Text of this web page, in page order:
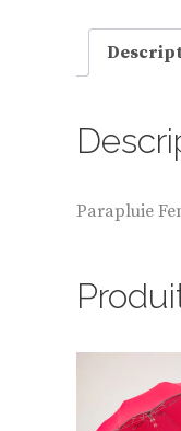
Parapluie